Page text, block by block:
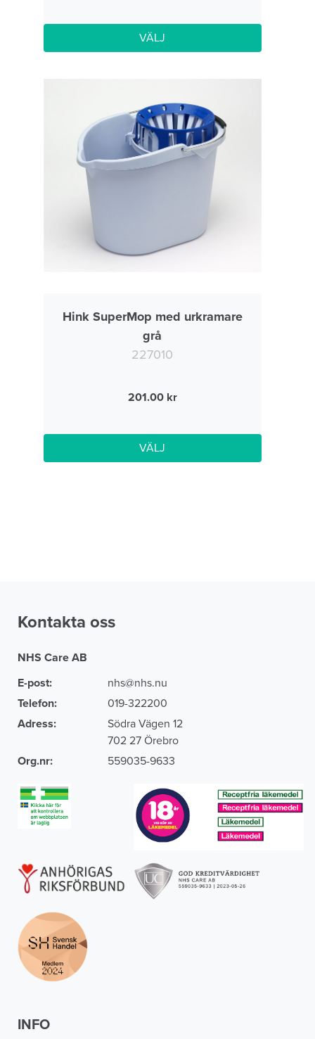
VÄLJ
Hink SuperMop med urkramare
grå
227010
201.00
VÄLJ
Kontakta oss
NHS Care AB
E-post:
nhs@nhs.nu
Telefon:
019-322200
Adress:
Södra Vägen 12
702 27 Örebro
Org.nr:
559035-9633
INFO